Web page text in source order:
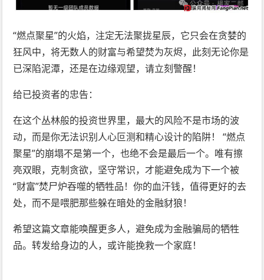
“燃点聚星”的火焰，注定无法聚拢星辰，它只会在贪婪的
狂风中，将无数人的财富与希望焚为灰烬，此刻无论你是
已深陷泥潭，还是在边缘观望，请立刻警醒！
给已投资者的忠告：
在这个丛林般的投资世界里，最大的风险不是市场的波
动，而是你无法识别人心叵测和精心设计的陷阱！ “燃点
聚星”的崩塌不是第一个，也绝不会是最后一个。唯有擦
亮双眼，克制贪欲，坚守常识，才能避免成为下一个被
“财富”焚尸炉吞噬的牺牲品！你的血汗钱，值得更好的去
处，而不是喂肥那些躲在暗处的金融豺狼！
希望这篇文章能唤醒更多人，避免成为金融骗局的牺牲
品。转发给身边的人，或许能挽救一个家庭！